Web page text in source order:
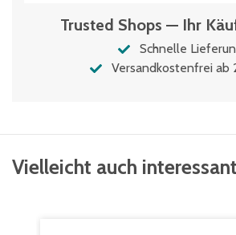
Trusted Shops — Ihr
Schnelle
Versandkostenfrei
Vielleicht auch interessant